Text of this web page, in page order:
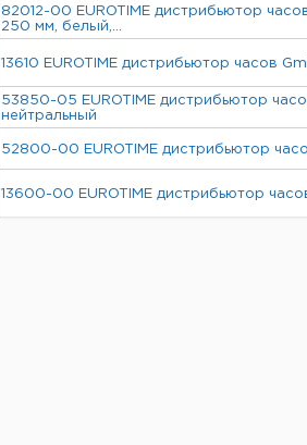
82012-00 EUROTIME дистрибьютор
250 мм, белый,...
13610 EUROTIME дистрибьютор часов
53850-05 EUROTIME дистрибьютор
нейтральный
52800-00 EUROTIME дистрибьютор
13600-00 EUROTIME дистрибьютор